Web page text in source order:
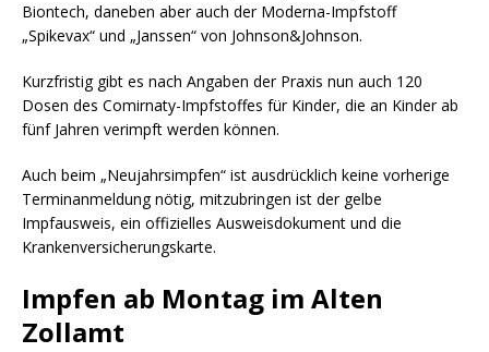
Biontech, daneben aber auch der Moderna-Impfstoff
„Spikevax“ und „Janssen“ von Johnson&Johnson.
Kurzfristig gibt es nach Angaben der Praxis nun auch 120
Dosen des Comirnaty-Impfstoffes für Kinder, die an Kinder ab
fünf Jahren verimpft werden können.
Auch beim „Neujahrsimpfen“ ist ausdrücklich keine vorherige
Terminanmeldung nötig, mitzubringen ist der gelbe
Impfausweis, ein offizielles Ausweisdokument und die
Krankenversicherungskarte.
Impfen ab Montag im Alten
Zollamt